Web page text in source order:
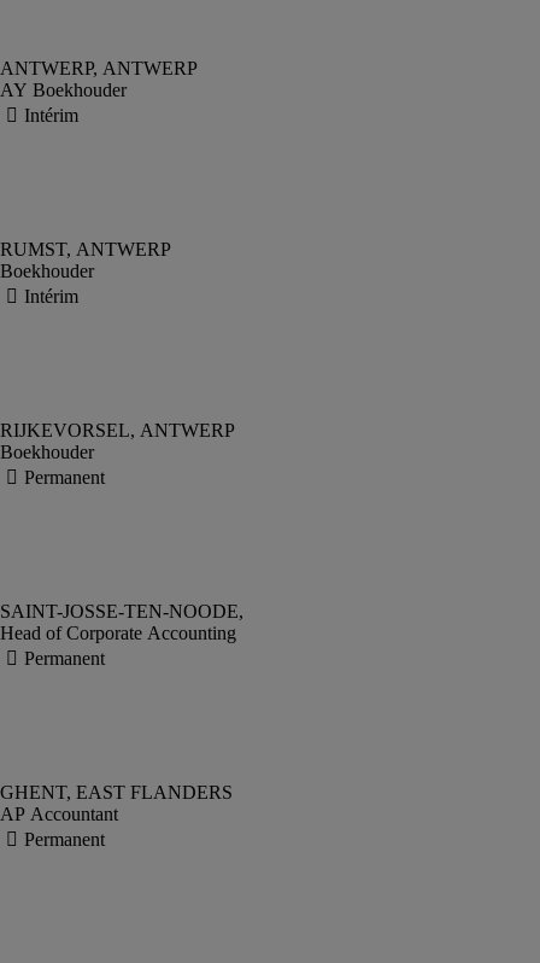
AY Boekhouder
Boekhouder
Boekhouder
Head of Corporate Accounting
AP Accountant